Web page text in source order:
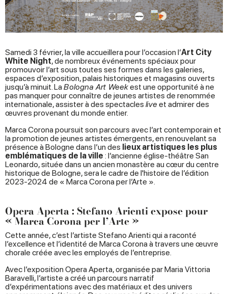
Samedi 3 février, la ville accueillera pour l’occasion l’Art City
White Night, de nombreux événements spéciaux pour
promouvoir l’art sous toutes ses formes dans les galeries,
espaces d’exposition, palais historiques et magasins ouverts
jusqu’à minuit. La Bologna Art Weekest une opportunité à ne
pas manquer pour connaître de jeunes artistes de renommée
internationale, assister à des spectacles live et admirer des
œuvres provenant du monde entier.
Marca Corona poursuit son parcours avec l’art contemporain et
la promotion de jeunes artistes émergents, en renouvelant sa
présence à Bologne dans l’un des lieux artistiques les plus
emblématiques de la ville : l’ancienne église-théâtre San
Leonardo, située dans un ancien monastère au cœur du centre
historique de Bologne, sera le cadre de l'histoire de l’édition
2023-2024 de « Marca Corona per l’Arte ».
Opera Aperta : Stefano Arienti expose pour
« Marca Corona per l’Arte »
Cette année, c’est l’artiste Stefano Arienti qui a raconté
l’excellence et l’identité de Marca Corona à travers une œuvre
chorale créée avec les employés de l’entreprise.
Avec l’exposition Opera Aperta, organisée par Maria Vittoria
Baravelli, l’artiste a créé un parcours narratif
d’expérimentations avec des matériaux et des univers